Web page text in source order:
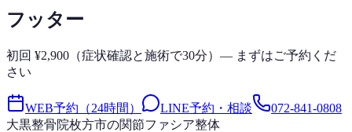
フッター
初回 ¥2,900（症状確認と施術で30分）— まずはご予約くだ
さい
WEB予約（24時間） LINE予約・相談
072-841-0808
大黒整骨院枚方市の関節ファシア整体